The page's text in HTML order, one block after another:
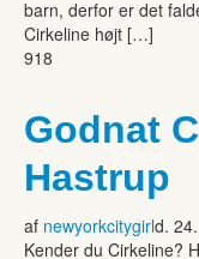
barn, derfor er det
Cirkeline højt […]
918
Godnat
Hastrup
af newyorkcitygirld.
Kender du Cirkeline?